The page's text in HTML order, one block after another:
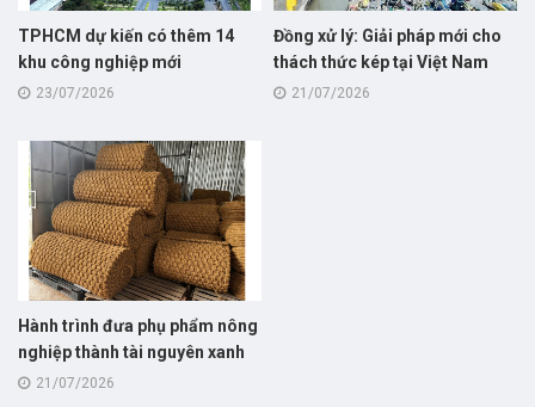
TPHCM dự kiến có thêm 14
khu công nghiệp mới
23/07/2026
Đồng xử lý: Giải pháp mới cho
thách thức kép tại Việt Nam
21/07/2026
Hành trình đưa phụ phẩm nông
nghiệp thành tài nguyên xanh
tỷ đô21/07/2026